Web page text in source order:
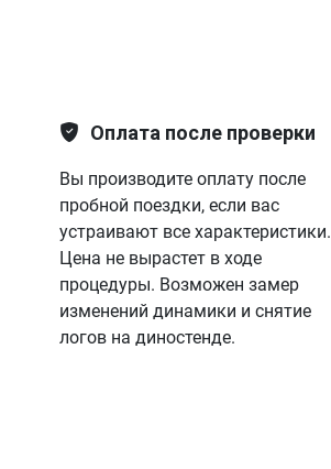
Оплата после проверки
Вы производите оплату после
пробной поездки, если вас
устраивают все характеристики.
Цена не вырастет в ходе
процедуры. Возможен замер
изменений динамики и снятие
логов на диностенде.